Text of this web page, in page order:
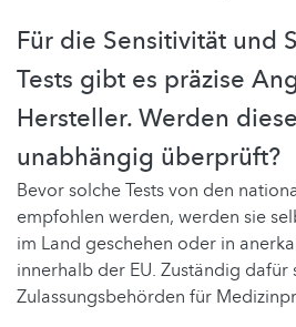
Für die Sensitivität und
Tests gibt es präzise
Hersteller. Werden
unabhängig überprüft?
Bevor solche Tests von den
empfohlen werden, werden sie
im Land geschehen oder in
innerhalb der EU. Zuständig dafür
Zulassungsbehörden für